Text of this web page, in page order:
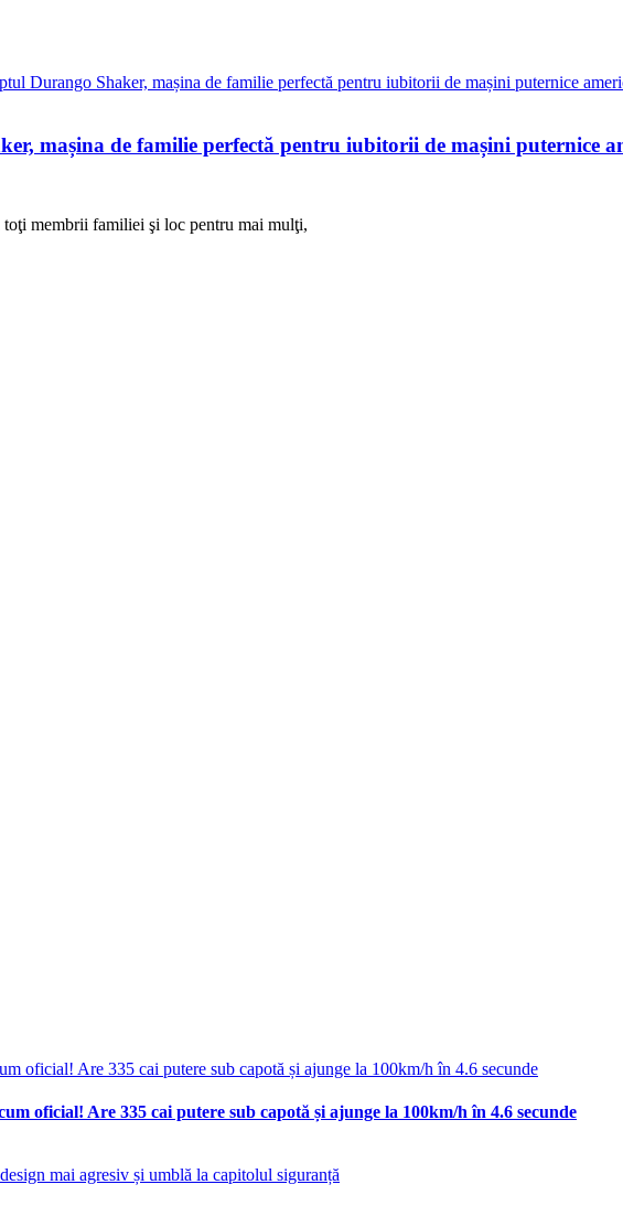
mașina de familie perfectă pentru iubitorii de mașini puternice
membrii familiei şi loc pentru mai mulţi,
oficial! Are 335 cai putere sub capotă și ajunge la 100km/h în 4.6 secunde